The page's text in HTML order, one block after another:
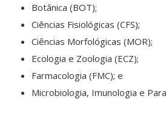
Botânica (BOT);
Ciências Fisiológicas (CFS);
Ciências Morfológicas (MOR);
Ecologia e Zoologia (ECZ);
Farmacologia (FMC); e
Microbiologia, Imunologia e